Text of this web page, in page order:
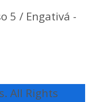
5 / Engativá -
All Rights